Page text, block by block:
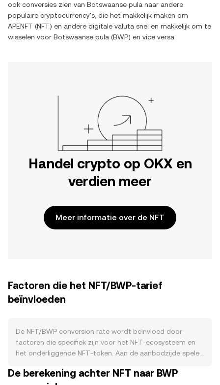
ook conversies zien van Botswaanse pula naar andere
populaire cryptocurrency's, die het makkelijk maken om
APENFT (NFT) en andere digitale valuta snel en makkelijk om te
wisselen voor Botswaanse pula (BWP) en vice versa.
Handel crypto op OKX en
verdien meer
Meer informatie over de NFT
Factoren die het NFT/BWP-tarief
beïnvloeden
De NFT/BWP conversion rate wordt beïnvloed door
factoren die specifiek zijn voor het NFT‑ecosysteem en
het onderliggende NFT‑token. Aan de aanbodzijde spelen
NFT‑project een rol: aankondigingen over aanvullende
De berekening achter NFT naar BWP